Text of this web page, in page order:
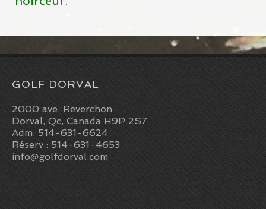
GOLF DORVAL
2000 ave. Reverchon
Dorval, Qc, Canada H9P 2S7
Adm: 514-631-6624
Réserv.: 514-631-4653
info@golfdorval.com